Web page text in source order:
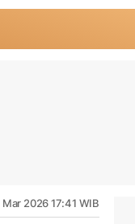
Mar 2026 17:41 WIB